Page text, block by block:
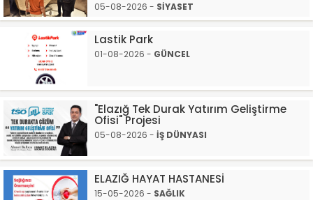
05-08-2026 - SİYASET
Lastik Park
01-08-2026 - GÜNCEL
"Elazığ Tek Durak Yatırım Geliştirme
Ofisi" Projesi
05-08-2026 - İŞ DÜNYASI
ELAZIĞ HAYAT HASTANESİ
15-05-2026 - SAĞLIK